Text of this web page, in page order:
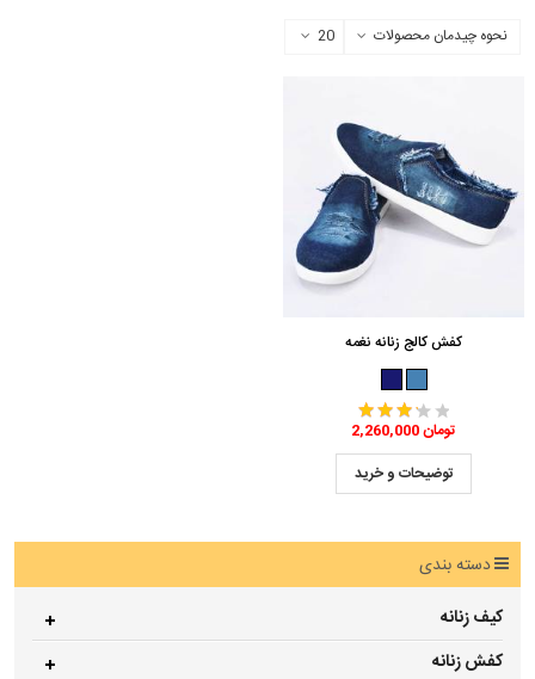
نحوه چیدمان محصولات 20
کفش کالج زنانه نغمه
2,260,000 تومان
توضیحات و خرید
دسته بندی
کیف زنانه
کفش زنانه